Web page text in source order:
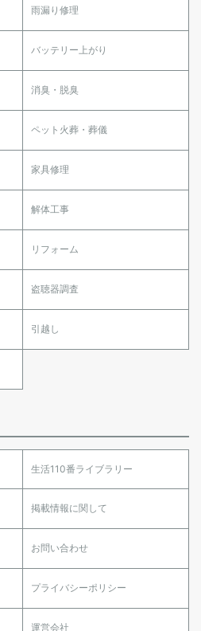
雨漏り修理
バッテリー上がり
消臭・脱臭
ペット火葬・葬儀
家具修理
解体工事
リフォーム
盗聴器調査
引越し
生活110番ライブラリー
掲載情報に関して
お問い合わせ
プライバシーポリシー
運営会社